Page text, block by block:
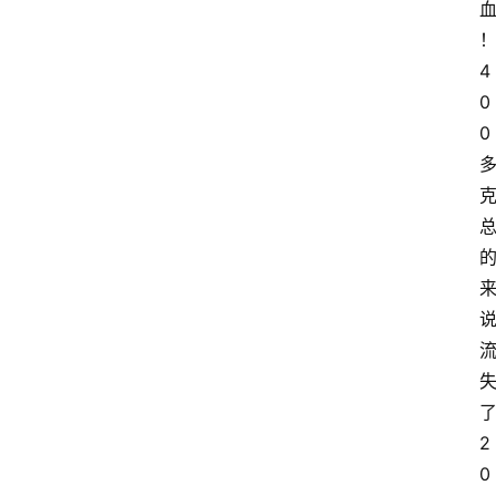
血
！
4
0
0
多
克
总
的
来
说
流
失
了
2
0